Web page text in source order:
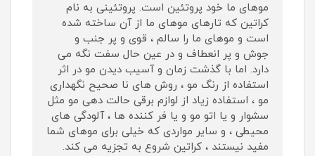
موهای ما خود پروتئین است. پروتئینی به نام
کراتین که تارهای موهای ما از آن ساخته شده
است و موهای ما را سالم ، قوی و پر جنب و
جوش و پر انعطاف و در عین حال سفت نگه می
دارد. اما با گذشت زمان و آسیب دیدن مو در اثر
استفاده از رنگ مو ، روش های نا صحیح نگهداری
مو ، استفاده زیاد از لوازم برقی حالت دهی مو مثل
سشوار و یا اتو مو و یا فر کننده ها ، آلودگی های
محیطی ، و سایر مواردی که خیلی برای موهای شما
مفید نیستند ، کراتین شروع به تجزیه می کند.